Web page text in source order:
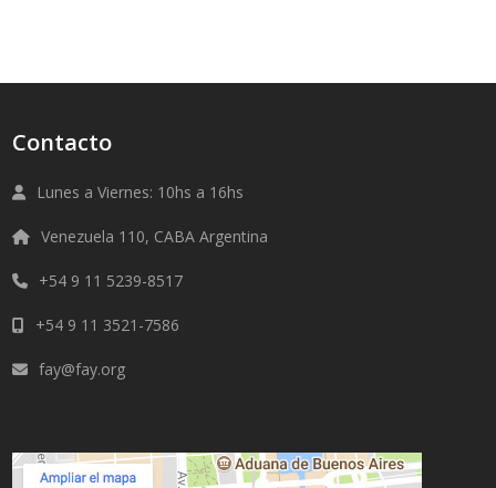
Contacto
Lunes a Viernes: 10hs a 16hs
Venezuela 110, CABA Argentina
+54 9 11 5239-8517
+54 9 11 3521-7586
fay@fay.org